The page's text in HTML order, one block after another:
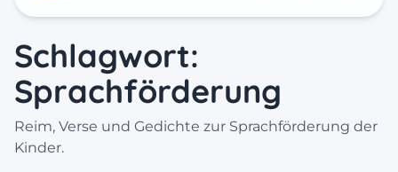
Schlagwort:
Sprachförderung
Reim, Verse und Gedichte zur Sprachförderung der
Kinder.